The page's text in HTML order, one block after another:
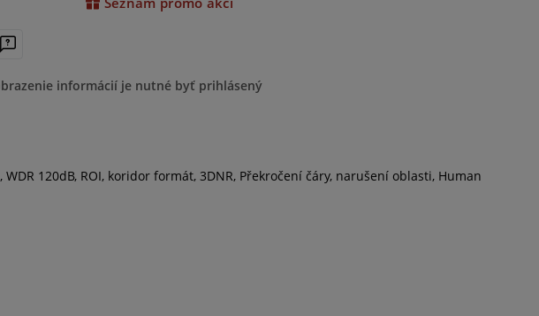
informácií je nutné byť prihlásený
120dB, ROI, koridor formát, 3DNR, Překročení čáry, narušení oblasti, Human